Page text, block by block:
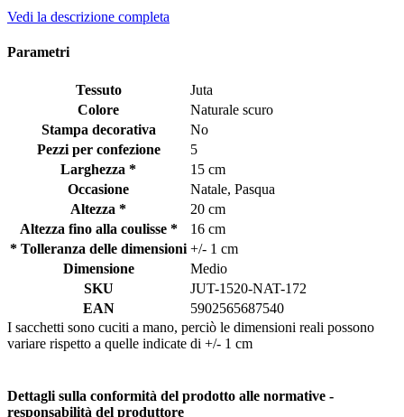
Vedi la descrizione completa
Parametri
Tessuto
Juta
Colore
Naturale scuro
Stampa decorativa
No
Pezzi per confezione
5
Larghezza *
15 cm
Occasione
Natale, Pasqua
Altezza *
20 cm
Altezza fino alla coulisse *
16 cm
* Tolleranza delle dimensioni +/- 1 cm
Dimensione
Medio
SKU
JUT-1520-NAT-172
EAN
5902565687540
I sacchetti sono cuciti a mano, perciò le dimensioni reali possono
variare rispetto a quelle indicate di +/- 1 cm
Dettagli sulla conformità del prodotto alle normative -
responsabilità del produttore